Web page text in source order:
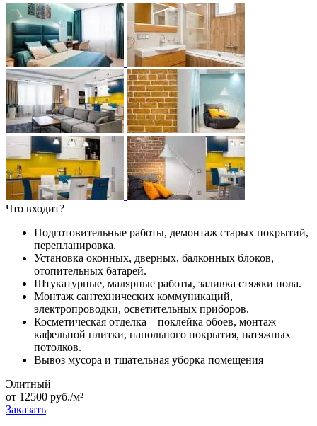
Что входит?
Подготовительные работы, демонтаж старых покрытий,
перепланировка.
Установка оконных, дверных, балконных блоков,
отопительных батарей.
Штукатурные, малярные работы, заливка стяжки пола.
Монтаж сантехнических коммуникаций,
электропроводки, осветительных приборов.
Косметическая отделка – поклейка обоев, монтаж
кафельной плитки, напольного покрытия, натяжных
потолков.
Вывоз мусора и тщательная уборка помещения
Элитный
от 12500 руб./м²
Заказать